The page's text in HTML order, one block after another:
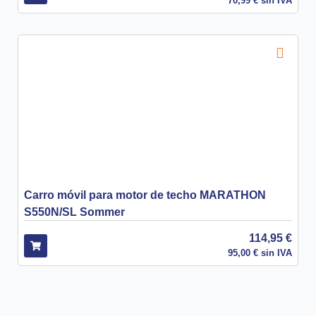
Carro móvil para motor de techo MARATHON
S550N/SL Sommer
114,95 €
95,00 € sin IVA